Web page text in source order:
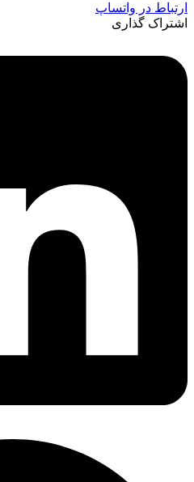
ارتباط در واتساپ
اشتراک گذاری